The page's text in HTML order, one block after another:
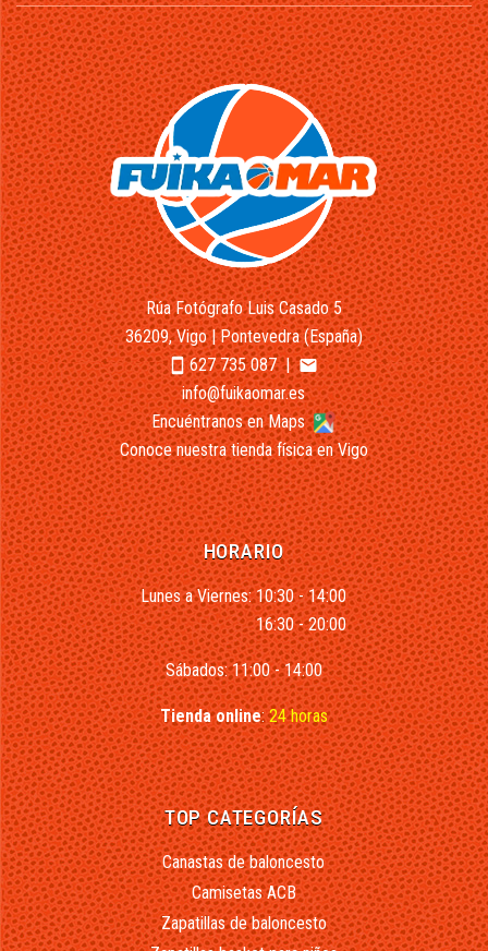
Rúa Fotógrafo Luis Casado 5
36209, Vigo | Pontevedra (España)
smartphone627 735 087|email
info@fuikaomar.es
Encuéntranos en Maps
Conoce nuestra tienda física en Vigo
HORARIO
Lunes a Viernes: 10:30 - 14:00
16:30 - 20:00
Sábados: 11:00 - 14:00
Tienda online:24 horas
TOP CATEGORÍAS
Canastas de baloncesto
Camisetas ACB
Zapatillas de baloncesto